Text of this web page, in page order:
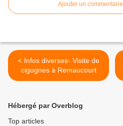
Ajouter un commentaire
< Infos diverses- Visite de
cigognes à Remaucourt
Hébergé par Overblog
Top articles